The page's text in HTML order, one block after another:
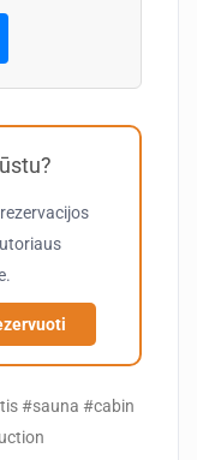
#sauna #cabin